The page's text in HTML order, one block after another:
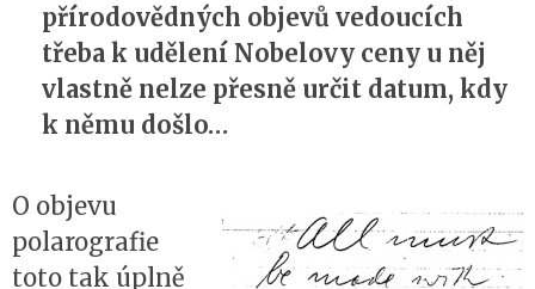
přírodovědných objevů vedoucích
třeba k udělení Nobelovy ceny u něj
vlastně nelze přesně určit datum, kdy
k němu došlo…
O objevu
polarografie
toto tak úplně